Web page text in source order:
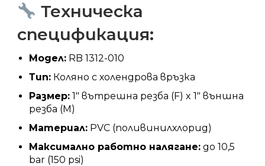
Техническа
спецификация:
Модел: RB 1312-010
Тип: Коляно с холендрова връзка
Размер: 1″ вътрешна резба (F) x 1″ външна
резба (M)
Материал: PVC (поливинилхлорид)
Максимално работно налягане: до 10,5
bar (150 psi)